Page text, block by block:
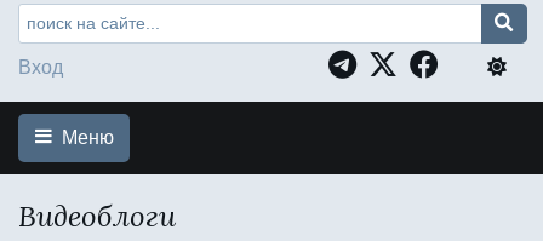
Вход
Меню
Видеоблоги